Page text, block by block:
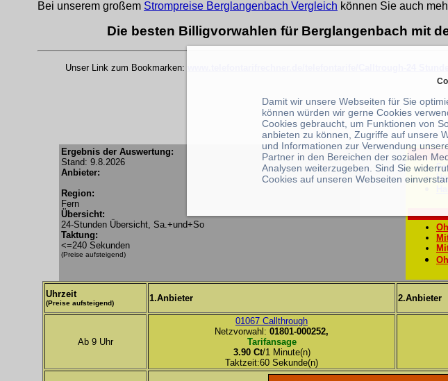
Bei unserem großem Strompreise Berglangenbach Vergleich können Sie auch
Die besten Billigvorwahlen für Berglangenbach mit
Unser Link zum Bookmarken:
Ergebnis der Auswertung:
Stand: 9.8.2026
Anbieter:
Region:
Fern
Übersicht:
24-Stunden Übersicht, Sa.+und+So
Taktung:
<=240 Sekunden
(Preise aufsteigend)
Uhrzeit
(Preise aufsteigend) 1.Anbieter 2.Anbieter
Ab 9 Uhr
01067 Callthrough
Netzvorwahl: 01801-000252,
Tarifansage
3.90 Ct/1 Minute(n)
Taktzeit:60 Sekunde(n)
Damit wir unsere Webseiten für Sie
können würden wir gerne Cookies
Cookies gebraucht, um Funktionen von
anbieten zu können, Zugriffe auf unsere
und Informationen zur Verwendung
Partner in den Bereichen der sozialen
Analysen weiterzugeben. Sind Sie
Cookies auf unseren Webseiten